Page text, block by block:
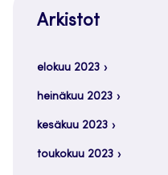
Arkistot
elokuu 2023
heinäkuu 2023
kesäkuu 2023
toukokuu 2023